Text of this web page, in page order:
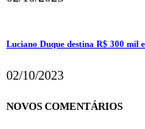
Luciano Duque destina R$ 300 mil
02/10/2023
NOVOS COMENTÁRIOS